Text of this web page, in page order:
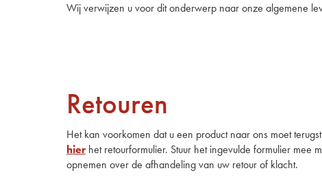
Wij verwijzen u voor dit onderwerp naar onze algemene
Retouren
Het kan voorkomen dat u een product naar ons moet
hier het retourformulier. Stuur het ingevulde formulier mee
opnemen over de afhandeling van uw retour of klacht.